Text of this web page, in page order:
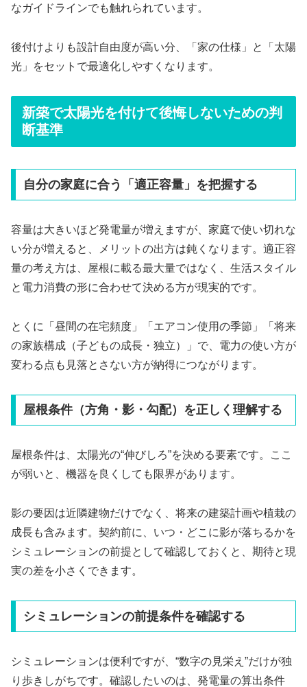
なガイドラインでも触れられています。
後付けよりも設計自由度が高い分、「家の仕様」と「太陽
光」をセットで最適化しやすくなります。
新築で太陽光を付けて後悔しないための判
断基準
自分の家庭に合う「適正容量」を把握する
容量は大きいほど発電量が増えますが、家庭で使い切れな
い分が増えると、メリットの出方は鈍くなります。適正容
量の考え方は、屋根に載る最大量ではなく、生活スタイル
と電力消費の形に合わせて決める方が現実的です。
とくに「昼間の在宅頻度」「エアコン使用の季節」「将来
の家族構成（子どもの成長・独立）」で、電力の使い方が
変わる点も見落とさない方が納得につながります。
屋根条件（方角・影・勾配）を正しく理解する
屋根条件は、太陽光の“伸びしろ”を決める要素です。ここ
が弱いと、機器を良くしても限界があります。
影の要因は近隣建物だけでなく、将来の建築計画や植栽の
成長も含みます。契約前に、いつ・どこに影が落ちるかを
シミュレーションの前提として確認しておくと、期待と現
実の差を小さくできます。
シミュレーションの前提条件を確認する
シミュレーションは便利ですが、“数字の見栄え”だけが独
り歩きしがちです。確認したいのは、発電量の算出条件